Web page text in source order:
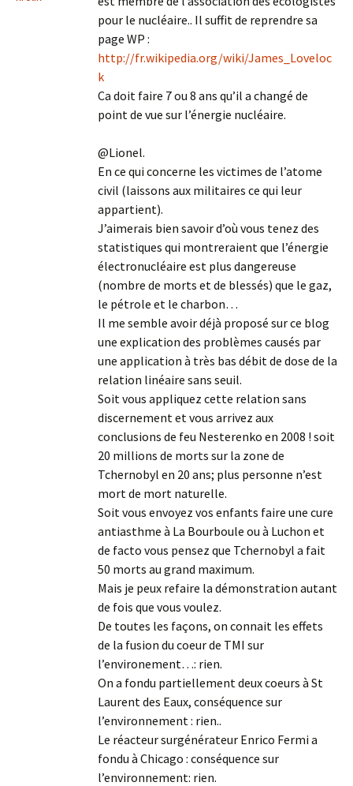
pour le nucléaire.. Il suffit de reprendre sa
page WP :
http://fr.wikipedia.org/wiki/James_Loveloc
k
Ca doit faire 7 ou 8 ans qu’il a changé de
point de vue sur l’énergie nucléaire.
@Lionel.
En ce qui concerne les victimes de l’atome
civil (laissons aux militaires ce qui leur
appartient).
J’aimerais bien savoir d’où vous tenez des
statistiques qui montreraient que l’énergie
électronucléaire est plus dangereuse
(nombre de morts et de blessés) que le gaz,
le pétrole et le charbon…
Il me semble avoir déjà proposé sur ce blog
une explication des problèmes causés par
une application à très bas débit de dose de la
relation linéaire sans seuil.
Soit vous appliquez cette relation sans
discernement et vous arrivez aux
conclusions de feu Nesterenko en 2008 ! soit
20 millions de morts sur la zone de
Tchernobyl en 20 ans; plus personne n’est
mort de mort naturelle.
Soit vous envoyez vos enfants faire une cure
antiasthme à La Bourboule ou à Luchon et
de facto vous pensez que Tchernobyl a fait
50 morts au grand maximum.
Mais je peux refaire la démonstration autant
de fois que vous voulez.
De toutes les façons, on connait les effets
de la fusion du coeur de TMI sur
l’environement…: rien.
On a fondu partiellement deux coeurs à St
Laurent des Eaux, conséquence sur
l’environnement : rien..
Le réacteur surgénérateur Enrico Fermi a
fondu à Chicago : conséquence sur
l’environnement: rien.